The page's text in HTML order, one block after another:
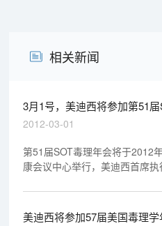
相关新闻
3月1号，美迪西将参加第51
2012-03-01
第51届SOT毒理年会将于2012
康会议中心举行，美迪西首席
设有展台，展台号：1729，欢
美迪西将参加57届美国毒理学